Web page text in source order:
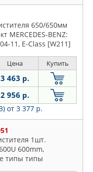
650/650мм
MERCEDES-BENZ:
11, E-Class [W211]
06-10
Цена Купить
3 463 р.
2 956 р.
от 3 377 р.
1шт.
600mm,
типы типы